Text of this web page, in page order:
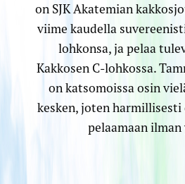
on SJK Akatemian
viime kaudella suvereenisti
lohkonsa, ja pelaa
Kakkosen C-lohkossa.
on katsomoissa osin
kesken, joten harmillisesti
pelaamaan ilman